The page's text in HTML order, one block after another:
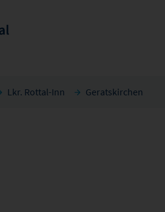
Lkr. Rottal-Inn Geratskirchen